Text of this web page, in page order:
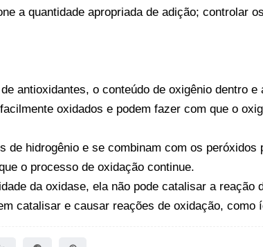
a quantidade apropriada de adição; controlar
antioxidantes, o conteúdo de oxigênio dentro
oxidados e podem fazer com que o
de hidrogênio e se combinam com os
o processo de oxidação continue.
da oxidase, ela não pode catalisar a reação
catalisar e causar reações de oxidação,